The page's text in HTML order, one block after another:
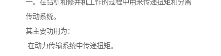
一。在钻机和修井机工作的过程中用来传递扭矩和分离
传动系统。
其主要功用为：
在动力传输系统中传递扭矩。